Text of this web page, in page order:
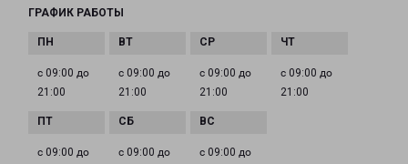
ГРАФИК РАБОТЫ
с 09:00 до
21:00
с 09:00 до
21:00
с 09:00 до
21:00
с 09:00 до
21:00
с 09:00 до
с 09:00 до
с 09:00 до